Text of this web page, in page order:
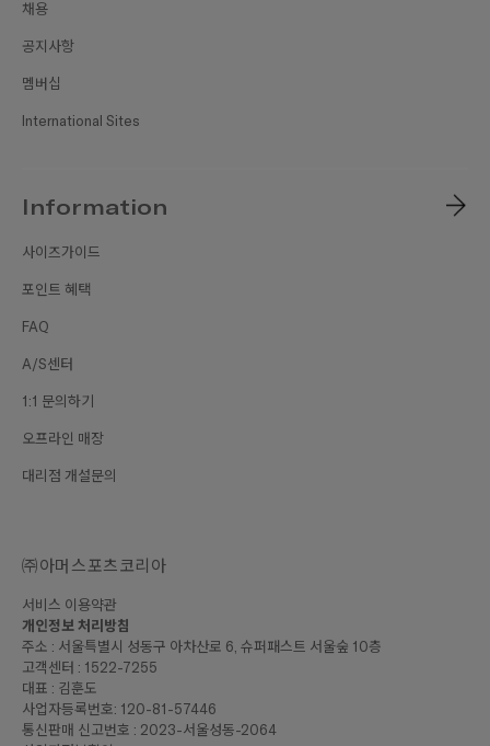
채용
공지사항
멤버십
International Sites
Information
사이즈가이드
포인트 혜택
FAQ
A/S센터
1:1 문의하기
오프라인 매장
대리점 개설문의
㈜아머스포츠코리아
서비스 이용약관
개인정보 처리방침
주소 : 서울특별시 성동구 아차산로 6, 슈퍼패스트 서울숲 10층
고객센터 : 1522-7255
대표 : 김훈도
사업자등록번호: 120-81-57446
통신판매 신고번호 : 2023-서울성동-2064